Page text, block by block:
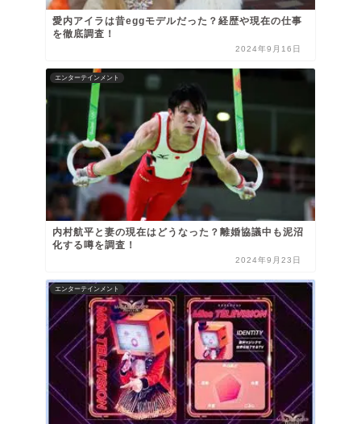
愛内アイラは昔eggモデルだった？経歴や現在の仕事
を徹底調査！
2024年9月16日
エンターテインメント
内村航平と妻の現在はどうなった？離婚協議中も泥沼
化する噂を調査！
2024年9月23日
エンターテインメント